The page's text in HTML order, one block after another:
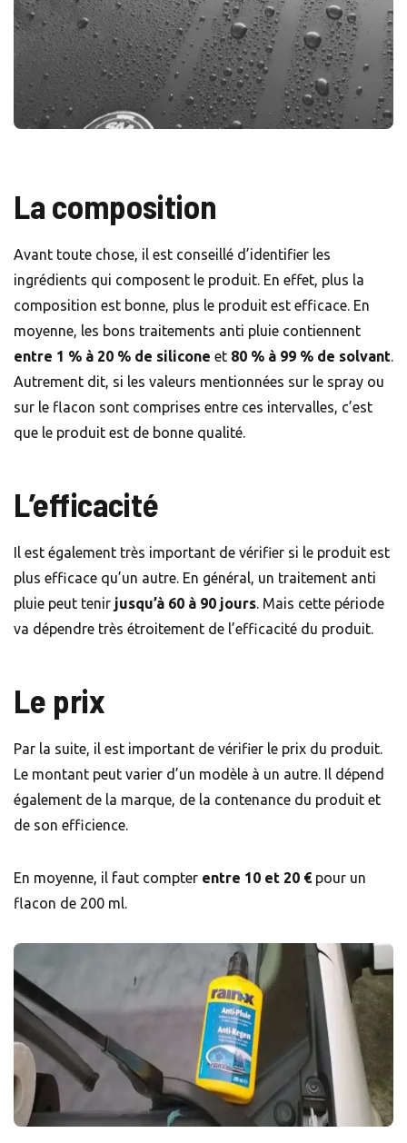
La composition
Avant toute chose, il est conseillé d’identifier les
ingrédients qui composent le produit. En effet, plus la
composition est bonne, plus le produit est efficace. En
moyenne, les bons traitements anti pluie contiennent
entre 1 % à 20 % de silicone et 80 % à 99 % de solvant.
Autrement dit, si les valeurs mentionnées sur le spray ou
sur le flacon sont comprises entre ces intervalles, c’est
que le produit est de bonne qualité.
L’efficacité
Il est également très important de vérifier si le produit est
plus efficace qu’un autre. En général, un traitement anti
pluie peut tenir jusqu’à 60 à 90 jours. Mais cette période
va dépendre très étroitement de l’efficacité du produit.
Le prix
Par la suite, il est important de vérifier le prix du produit.
Le montant peut varier d’un modèle à un autre. Il dépend
également de la marque, de la contenance du produit et
de son efficience.
En moyenne, il faut compter entre 10 et 20 € pour un
flacon de 200 ml.